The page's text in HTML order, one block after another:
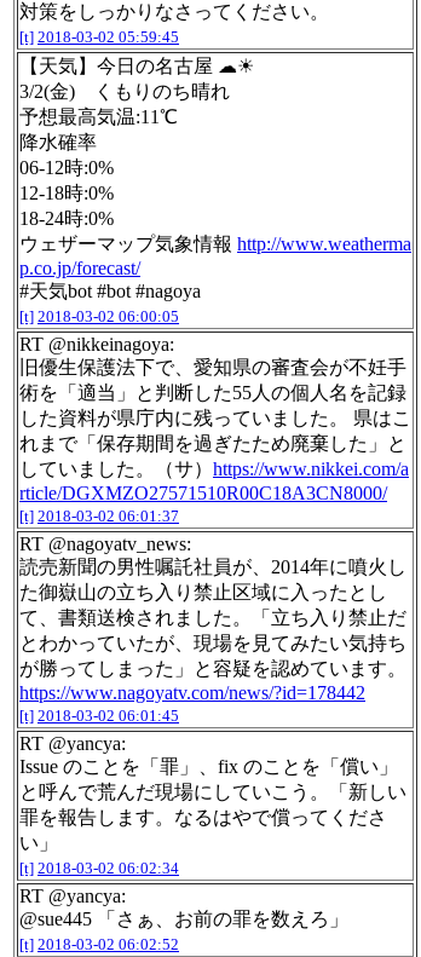
対策をしっかりなさってください。
[t] 2018-03-02 05:59:45
【天気】今日の名古屋 ☁☀
3/2(金) くもりのち晴れ
予想最高気温:11℃
降水確率
06-12時:0%
12-18時:0%
18-24時:0%
ウェザーマップ気象情報 http://www.weatherma
p.co.jp/forecast/
#天気bot #bot #nagoya
[t] 2018-03-02 06:00:05
RT @nikkeinagoya:
旧優生保護法下で、愛知県の審査会が不妊手
術を「適当」と判断した55人の個人名を記録
した資料が県庁内に残っていました。 県はこ
れまで「保存期間を過ぎたため廃棄した」と
していました。（サ） https://www.nikkei.com/a
rticle/DGXMZO27571510R00C18A3CN8000/
[t] 2018-03-02 06:01:37
RT @nagoyatv_news:
読売新聞の男性嘱託社員が、2014年に噴火し
た御嶽山の立ち入り禁止区域に入ったとし
て、書類送検されました。「立ち入り禁止だ
とわかっていたが、現場を見てみたい気持ち
が勝ってしまった」と容疑を認めています。
https://www.nagoyatv.com/news/?id=178442
[t] 2018-03-02 06:01:45
RT @yancya:
Issue のことを「罪」、fix のことを「償い」
と呼んで荒んだ現場にしていこう。「新しい
罪を報告します。なるはやで償ってくださ
い」
[t] 2018-03-02 06:02:34
RT @yancya:
@sue445 「さぁ、お前の罪を数えろ」
[t] 2018-03-02 06:02:52